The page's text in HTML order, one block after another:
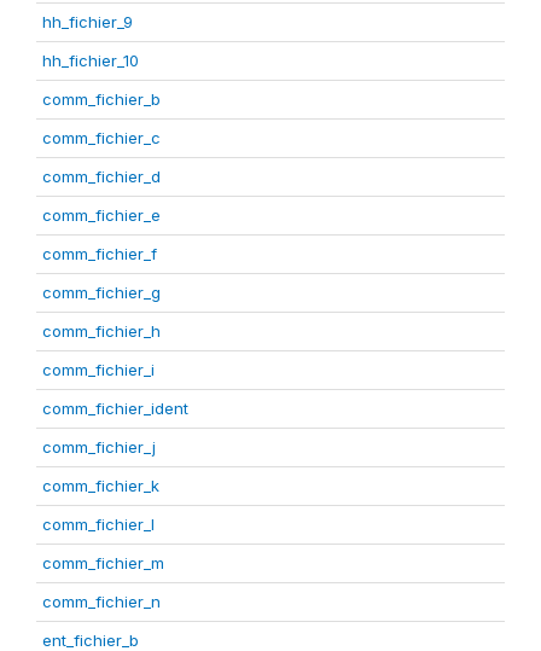
hh_fichier_9
hh_fichier_10
comm_fichier_b
comm_fichier_c
comm_fichier_d
comm_fichier_e
comm_fichier_f
comm_fichier_g
comm_fichier_h
comm_fichier_i
comm_fichier_ident
comm_fichier_j
comm_fichier_k
comm_fichier_l
comm_fichier_m
comm_fichier_n
ent_fichier_b